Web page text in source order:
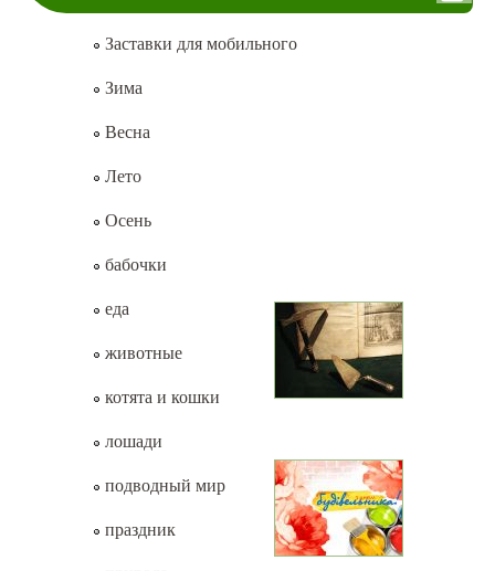
Заставки для мобильного
Зима
Весна
Лето
Осень
бабочки
еда
животные
котята и кошки
лошади
подводный мир
праздник